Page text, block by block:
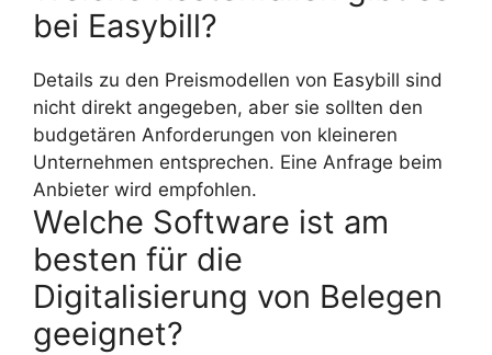
bei Easybill?
Details zu den Preismodellen von Easybill sind
nicht direkt angegeben, aber sie sollten den
budgetären Anforderungen von kleineren
Unternehmen entsprechen. Eine Anfrage beim
Anbieter wird empfohlen.
Welche Software ist am
besten für die
Digitalisierung von Belegen
geeignet?